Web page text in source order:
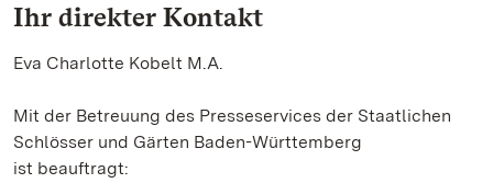
Ihr direkter Kontakt
Eva Charlotte Kobelt M.A.
Mit der Betreuung des Presseservices der Staatlichen
Schlösser und Gärten Baden-Württemberg
ist beauftragt: